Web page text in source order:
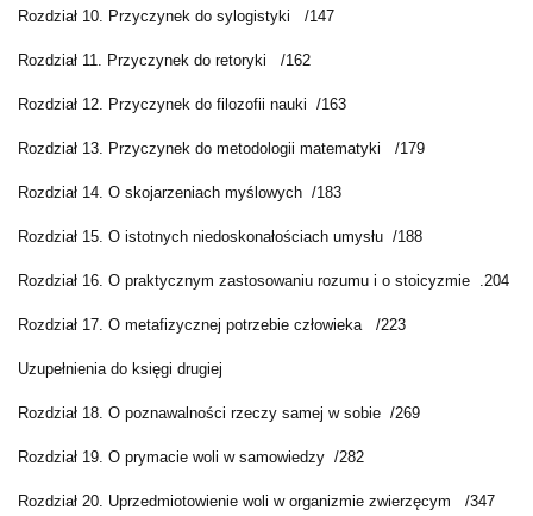
Rozdział 10. Przyczynek do sylogistyki /147
Rozdział 11. Przyczynek do retoryki /162
Rozdział 12. Przyczynek do filozofii nauki /163
Rozdział 13. Przyczynek do metodologii matematyki /179
Rozdział 14. O skojarzeniach myślowych /183
Rozdział 15. O istotnych niedoskonałościach umysłu /188
Rozdział 16. O praktycznym zastosowaniu rozumu i o stoicyzmie .204
Rozdział 17. O metafizycznej potrzebie człowieka /223
Uzupełnienia do księgi drugiej
Rozdział 18. O poznawalności rzeczy samej w sobie /269
Rozdział 19. O prymacie woli w samowiedzy /282
Rozdział 20. Uprzedmiotowienie woli w organizmie zwierzęcym /347